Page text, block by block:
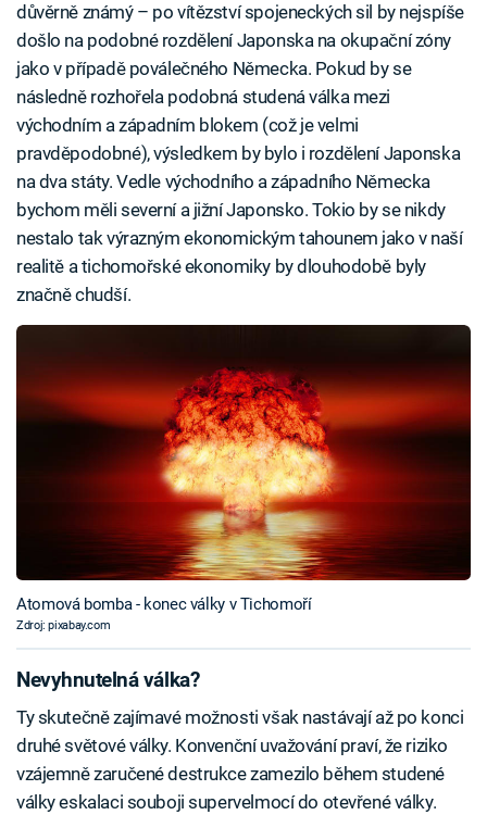
důvěrně známý – po vítězství spojeneckých sil by nejspíše
došlo na podobné rozdělení Japonska na okupační zóny
jako v případě poválečného Německa. Pokud by se
následně rozhořela podobná studená válka mezi
východním a západním blokem (což je velmi
pravděpodobné), výsledkem by bylo i rozdělení Japonska
na dva státy. Vedle východního a západního Německa
bychom měli severní a jižní Japonsko. Tokio by se nikdy
nestalo tak výrazným ekonomickým tahounem jako v naší
realitě a tichomořské ekonomiky by dlouhodobě byly
značně chudší.
Atomová bomba - konec války v Tichomoří
Zdroj: pixabay.com
Nevyhnutelná válka?
Ty skutečně zajímavé možnosti však nastávají až po konci
druhé světové války. Konvenční uvažování praví, že riziko
vzájemně zaručené destrukce zamezilo během studené
války eskalaci souboji supervelmocí do otevřené války.